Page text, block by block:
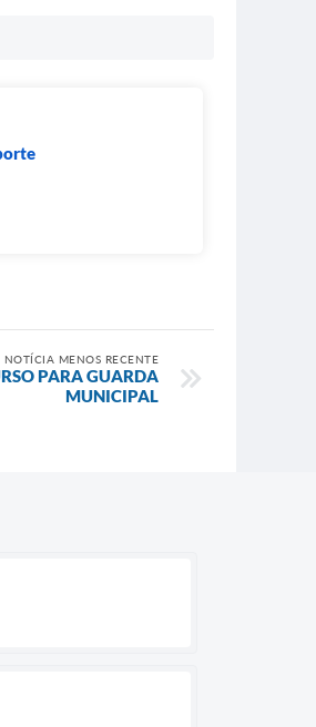
NOTÍCIA MENOS RECENTE
PARA GUARDA
MUNICIPAL